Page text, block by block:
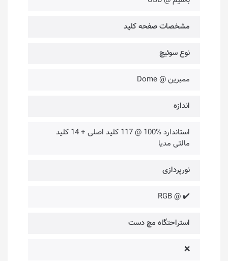
مشخصات صفحه کلید
نوع سوئیچ
ممبرین @ Dome
اندازه
استاندارد %100 @ 117 کلید اصلی + 14 کلید
مالتی مدیا
نورپردازی
✔️ @ RGB
استراحتگاه مچ دست
❌